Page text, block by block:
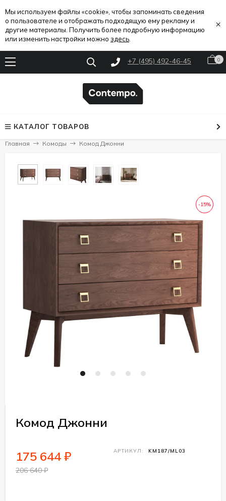
Мы используем файлы «cookie», чтобы запоминать сведения
о пользователе и отображать подходящую ему рекламу и
другие материалы. Получить более подробную информацию
или изменить настройки можно здесь
×
+7 (495) 492-46-45 0
КАТАЛОГ ТОВАРОВ
Главная Комоды Комод Джонни
-15%
Комод Джонни
175 644 ₽
206 640₽
АРТИКУЛ: KM187/ML03